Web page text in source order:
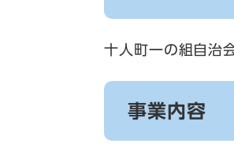
十人町一の組自治
事業内容